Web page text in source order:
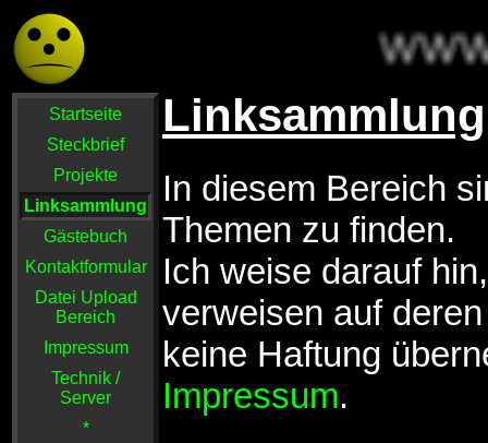
Startseite
Steckbrief
Projekte
Linksammlung
Gästebuch
Kontaktformular
Datei Upload
Bereich
Impressum
Technik /
Server
*
Linksammlung
In diesem Bereich
Themen zu finden.
Ich weise darauf
verweisen auf
keine Haftung
Impressum.